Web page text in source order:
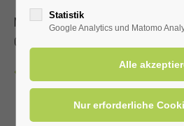
Malen, Stempeltechnik und Deko
Ohne Anmeldung, Dauer ca. 1 – 2
Statistik
Google Analytics und Matomo